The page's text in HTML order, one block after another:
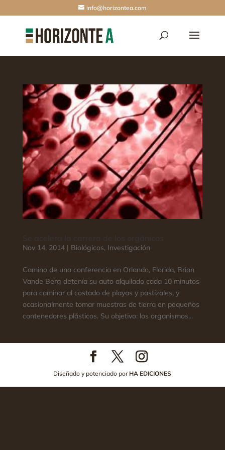
info@horizontea.com
Nov 14, 2014| Biológicos, Investigación
Camino de una conferencia en Orlando, Florida, Brian
Vande Berg detenía su auto alquilado cada 10 minutos
para caminar al costado de playas y pastizales, y
ocasionalmente tomar muestras de tierra en pequeños
contenedores plásticos. Su objetivo: los organismos...
Diseñado y potenciado por HA EDICIONES